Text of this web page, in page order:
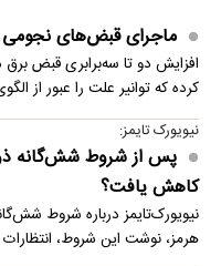
ماجرای قبض‌های
افزایش دو تا سه‌برابری قبض
کرده که توانیر علت را عبور از
نیویورک تایمز:
پس از شروط شش‌گانه
کاهش یافت؟
نیویورک‌تایمز درباره شروط
هرمز، نوشت این شروط، انتظارات